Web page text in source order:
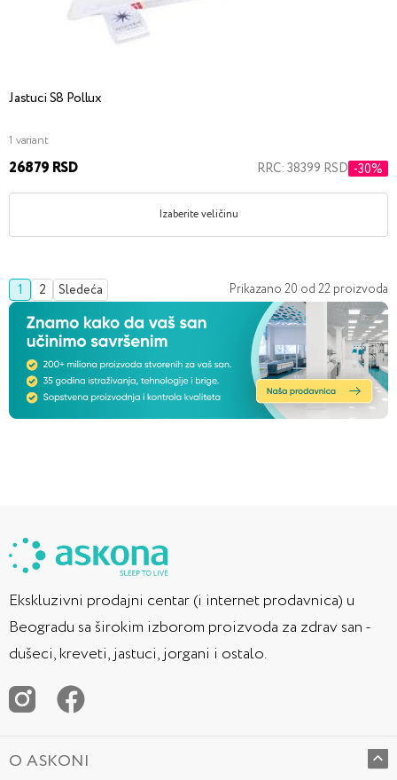
Jastuci S8 Pollux
1 variant
26879 RSD RRC: 38399 RSD -30%
Izaberite veličinu
1 2 Sledeća Prikazano 20 od 22 proizvoda
Ekskluzivni prodajni centar (i internet prodavnica) u
Beogradu sa širokim izborom proizvoda za zdrav san -
dušeci, kreveti, jastuci, jorgani i ostalo.
O ASKONI